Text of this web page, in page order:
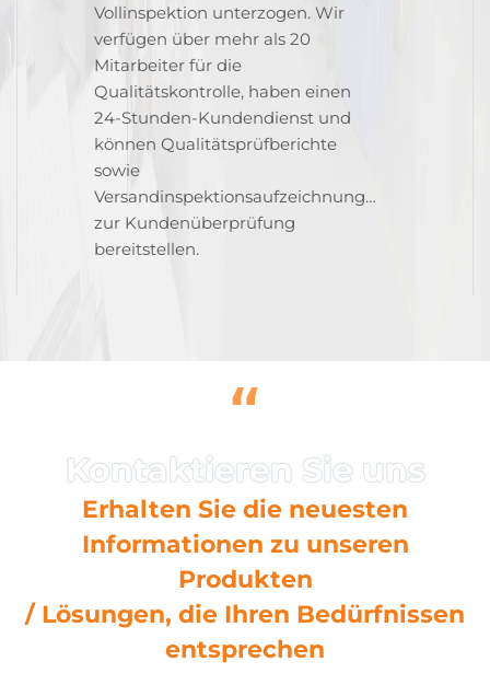
Vollinspektion unterzogen. Wir
verfügen über mehr als 20
Mitarbeiter für die
Qualitätskontrolle, haben einen
24-Stunden-Kundendienst und
können Qualitätsprüfberichte
sowie
Versandinspektionsaufzeichnungen
zur Kundenüberprüfung
bereitstellen.
“
Erhalten Sie die neuesten
Informationen zu unseren
Produkten
/ Lösungen, die Ihren Bedürfnissen
entsprechen